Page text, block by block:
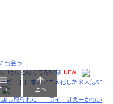
出会う
、ほんと碌でもないな NEW!
だ！」日本がアニメ化した米人気SF
し取られた…」ワイ「はえーかわい
ュー

上へ